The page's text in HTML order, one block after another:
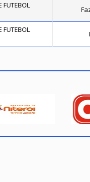
FUTEBOL
FUTEBOL